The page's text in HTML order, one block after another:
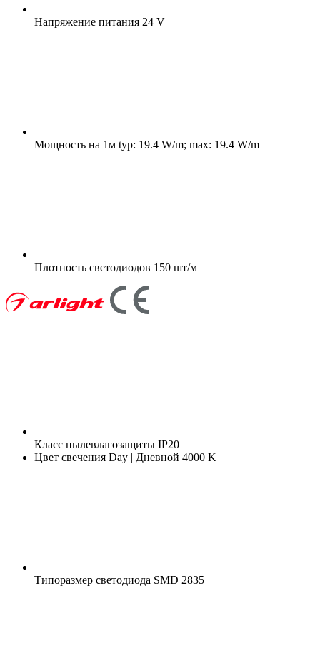
Напряжение питания 24 V
Мощность на 1м typ: 19.4 W/m; max: 19.4 W/m
Плотность светодиодов 150 шт/м
Класс пылевлагозащиты IP20
Цвет свечения Day | Дневной 4000 K
Типоразмер светодиода SMD 2835